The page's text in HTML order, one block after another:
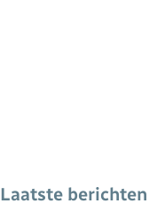
Laatste berichten